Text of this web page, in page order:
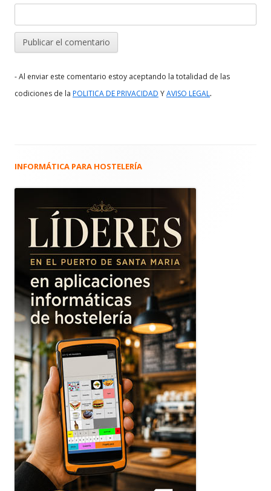
- Al enviar este comentario estoy aceptando la totalidad de las
codiciones de la POLITICA DE PRIVACIDAD YAVISO LEGAL.
Barra
principal
INFORMÁTICA PARA HOSTELERÍA